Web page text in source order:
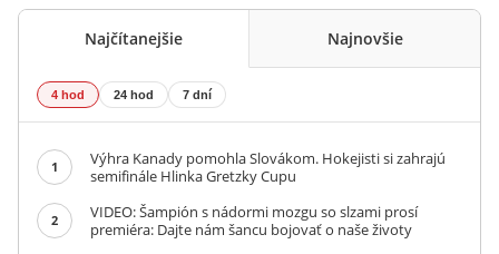
Najčítanejšie Najnovšie
4 hod 24 hod 7 dní
1
Výhra Kanady pomohla Slovákom. Hokejisti si zahrajú
semifinále Hlinka Gretzky Cupu
2
VIDEO: Šampión s nádormi mozgu so slzami prosí
premiéra: Dajte nám šancu bojovať o naše životy